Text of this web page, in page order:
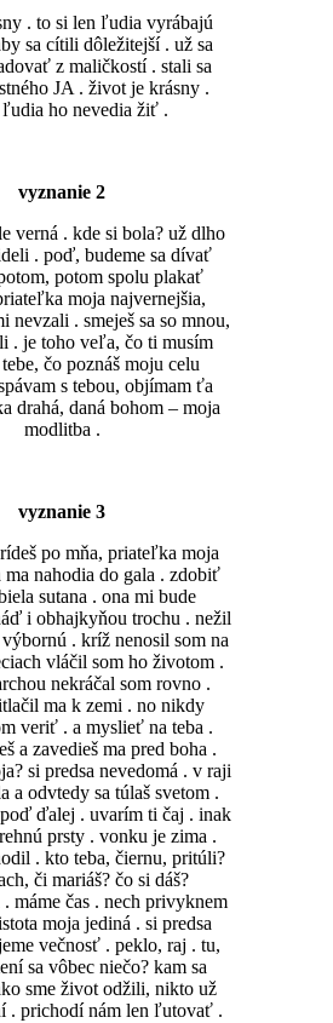
. to si len ľudia vyrábajú
sa cítili dôležitejší . už sa
z maličkostí . stali sa
JA . život je krásny .
ho nevedia žiť .
vyznanie 2
verná . kde si bola? už dlho
. poď, budeme sa dívať
potom spolu plakať
moja najvernejšia,
nevzali . smeješ sa so mnou,
. je toho veľa, čo ti musím
čo poznáš moju celu
s tebou, objímam ťa
drahá, daná bohom – moja
modlitba .
vyznanie 3
po mňa, priateľka moja
ma nahodia do gala . zdobiť
sutana . ona mi bude
i obhajkyňou trochu . nežil
. kríž nenosil som na
vláčil som ho životom .
nekráčal som rovno .
ma k zemi . no nikdy
veriť . a myslieť na teba .
a zavedieš ma pred boha .
si predsa nevedomá . v raji
a odvtedy sa túlaš svetom .
ďalej . uvarím ti čaj . inak
prsty . vonku je zima .
. kto teba, čiernu, pritúli?
či mariáš? čo si dáš?
máme čas . nech privyknem
moja jediná . si predsa
večnosť . peklo, raj . tu,
sa vôbec niečo? kam sa
sme život odžili, nikto už
. prichodí nám len ľutovať .